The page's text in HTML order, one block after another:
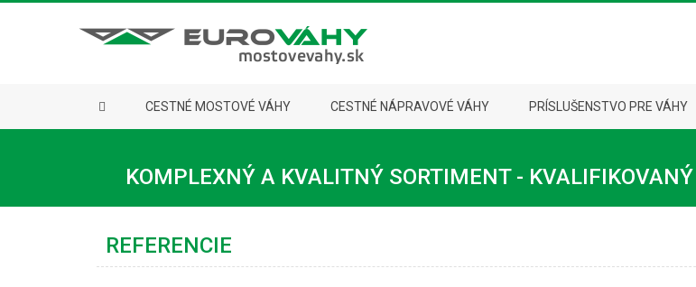
CESTNÉ MOSTOVÉ VÁHY CESTNÉ NÁPRAVOVÉ VÁHY PRÍSLUŠENSTVO PRE VÁHY
KOMPLEXNÝ A KVALITNÝ SORTIMENT -
REFERENCIE